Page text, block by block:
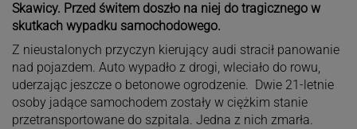
Skawicy. Przed świtem doszło na niej do tragicznego w
skutkach wypadku samochodowego.
Z nieustalonych przyczyn kierujący audi stracił panowanie
nad pojazdem. Auto wypadło z drogi, wleciało do rowu,
uderzając jeszcze o betonowe ogrodzenie. Dwie 21-letnie
osoby jadące samochodem zostały w ciężkim stanie
przetransportowane do szpitala. Jedna z nich zmarła.